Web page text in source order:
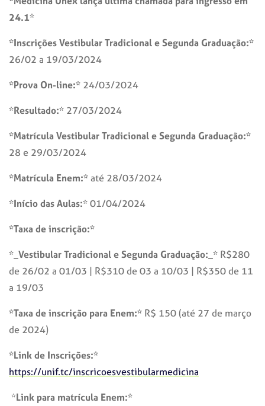
24.1*
*Inscrições Vestibular Tradicional e Segunda Graduação:*
26/02 a 19/03/2024
*Prova On-line:* 24/03/2024
*Resultado:* 27/03/2024
*Matrícula Vestibular Tradicional e Segunda Graduação:*
28 e 29/03/2024
*Matrícula Enem:*até 28/03/2024
*Início das Aulas:*01/04/2024
*Taxa de inscrição:*
*_Vestibular Tradicional e Segunda Graduação:_* R$280
de 26/02 a 01/03 | R$310 de 03 a 10/03 | R$350 de 11
a 19/03
*Taxa de inscrição para Enem:* R$ 150 (até 27 de março
de 2024)
*Link de Inscrições:*
https://unif.tc/inscricoesvestibularmedicina
*Link para matrícula Enem:*